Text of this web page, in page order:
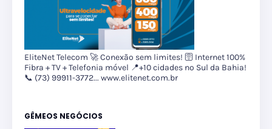
EliteNet Telecom 🚀 Conexão sem limites! 🛜 Internet 100%
Fibra + TV + Telefonia móvel 📍+10 cidades no Sul da Bahia!
📞 (73) 99911-3772... www.elitenet.com.br
GÊMEOS NEGÓCIOS